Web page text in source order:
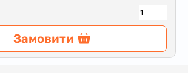
Замовити